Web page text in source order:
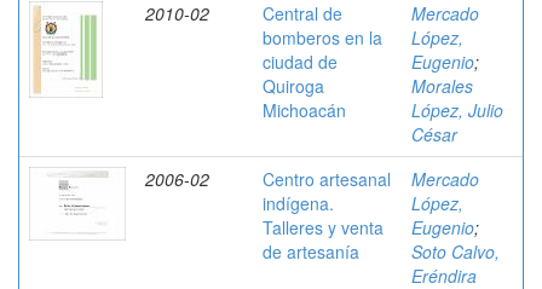
2010-02
Central de
bomberos en la
ciudad de
Quiroga
Michoacán
Mercado
López,
Eugenio;
Morales
López, Julio
César
2006-02
Centro artesanal
indígena.
Talleres y venta
de artesanía
Mercado
López,
Eugenio;
Soto Calvo,
Eréndira